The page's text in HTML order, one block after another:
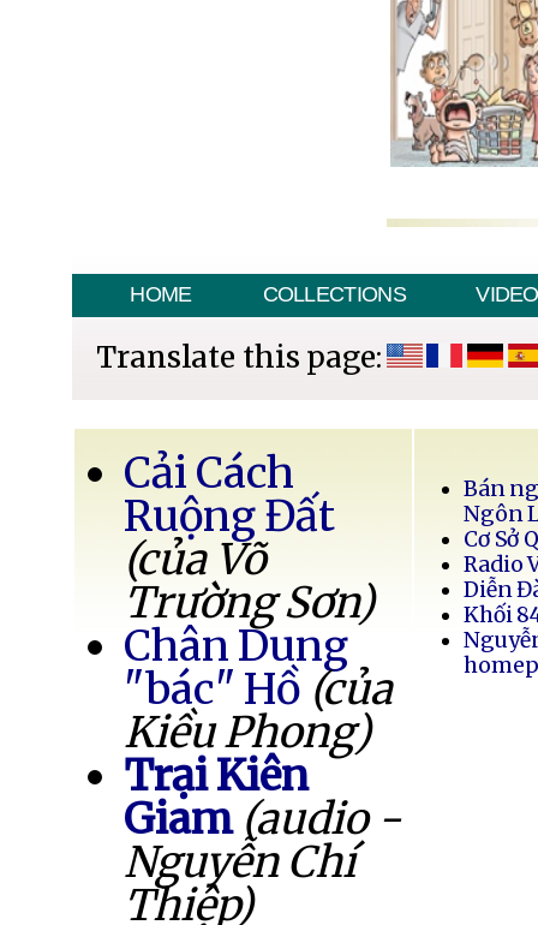
HOME COLLECTIONS VIDEO
Translate this page:
Cải Cách
Ruộng Đất
(của Võ
Trường Sơn)
Chân Dung
"bác" Hồ (của
Kiều Phong)
Trại Kiên
Giam (audio -
Nguyễn Chí
Thiệp)
Bán
Ngôn
Cơ Sở
Radio
Diễn
Khối